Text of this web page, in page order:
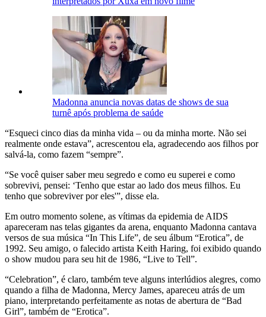
Madonna anuncia novas datas de shows de sua
turnê após problema de saúde
“Esqueci cinco dias da minha vida – ou da minha morte. Não sei
realmente onde estava”, acrescentou ela, agradecendo aos filhos por
salvá-la, como fazem “sempre”.
“Se você quiser saber meu segredo e como eu superei e como
sobrevivi, pensei: ‘Tenho que estar ao lado dos meus filhos. Eu
tenho que sobreviver por eles'”, disse ela.
Em outro momento solene, as vítimas da epidemia de AIDS
apareceram nas telas gigantes da arena, enquanto Madonna cantava
versos de sua música “In This Life”, de seu álbum “Erotica”, de
1992. Seu amigo, o falecido artista Keith Haring, foi exibido quando
o show mudou para seu hit de 1986, “Live to Tell”.
“Celebration”, é claro, também teve alguns interlúdios alegres, como
quando a filha de Madonna, Mercy James, apareceu atrás de um
piano, interpretando perfeitamente as notas de abertura de “Bad
Girl”, também de “Erotica”.